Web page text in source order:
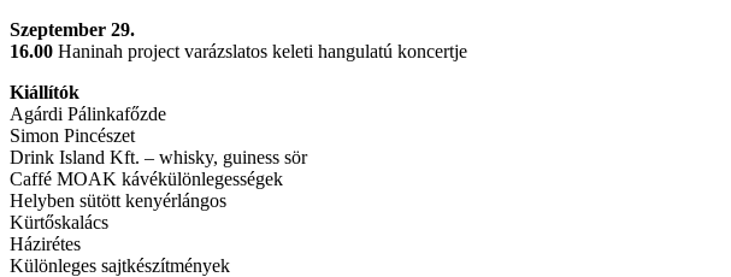
Szeptember 29.
16.00 Haninah project varázslatos keleti hangulatú koncertje
Kiállítók
Agárdi Pálinkafőzde
Simon Pincészet
Drink Island Kft. – whisky, guiness sör
Caffé MOAK kávékülönlegességek
Helyben sütött kenyérlángos
Kürtőskalács
Házirétes
Különleges sajtkészítmények